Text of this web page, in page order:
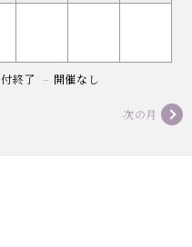
終了 – 開催なし
次の月